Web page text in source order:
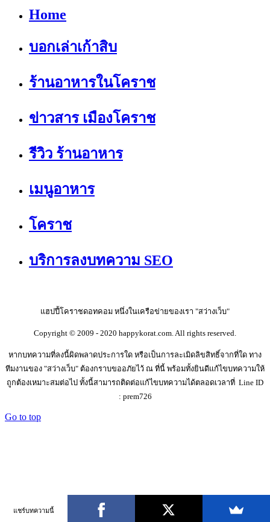
Home
บอกเล่าเก้าสิบ
ร้านอาหารในโคราช
ข่าวสาร เมืองโคราช
รีวิว ร้านอาหาร
เมนูอาหาร
โคราช
บริการลงบทความ SEO
แฮปปี้โคราชดอทคอม หนึ่งในเครือข่ายของเรา "สว่างเว็บ"
Copyright © 2009 - 2020 happykorat.com. All rights reserved.
หากบทความที่ลงนี้ผิดพลาดประการใด หรือเป็นการละเมิดลิขสิทธิ์จากที่ใด ทาง
ทีมงานของ "สว่างเว็บ" ต้องกราบขออภัยไว้ ณ ที่นี้ พร้อมทั้งยินดีแก้ไขบทความให้
ถูกต้องเหมาะสมต่อไป ทั้งนี้สามารถติดต่อแก้ไขบทความได้ตลอดเวลาที่ Line ID
: prem726
Go to top
แชร์บทความนี้